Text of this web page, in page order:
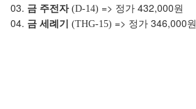
03. 금 주전자 (D-14) => 정가 432,000원
04. 금 세례기 (THG-15) => 정가 346,000원